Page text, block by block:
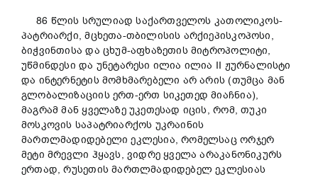
86 წლის სრულიად საქართველოს კათოლიკოს-
პატრიარქი, მცხეთა-თბილისის არქიეპისკოპოსი,
ბიჭვინთისა და ცხუმ-აფხაზეთის მიტროპოლიტი,
უწმინდესი და უნეტარესი ილია ილია II ჟურნალისტი
და ინტერნეტის მომხმარებელი არ არის (თუმცა მან
გლობალიზაციის ერთ-ერთ სიკეთედ მიაჩნია),
მაგრამ მან ყველაზე უკეთესად იცის, რომ, თუკი
მოსკოვის საპატრიარქოს უკრაინის
მართლმადიდებელი ეკლესია, რომელსაც ორჯერ
მეტი მრევლი ჰყავს, ვიდრე ყველა არაკანონიკურს
ერთად, რუსეთის მართლმადიდებელ ეკლესიას